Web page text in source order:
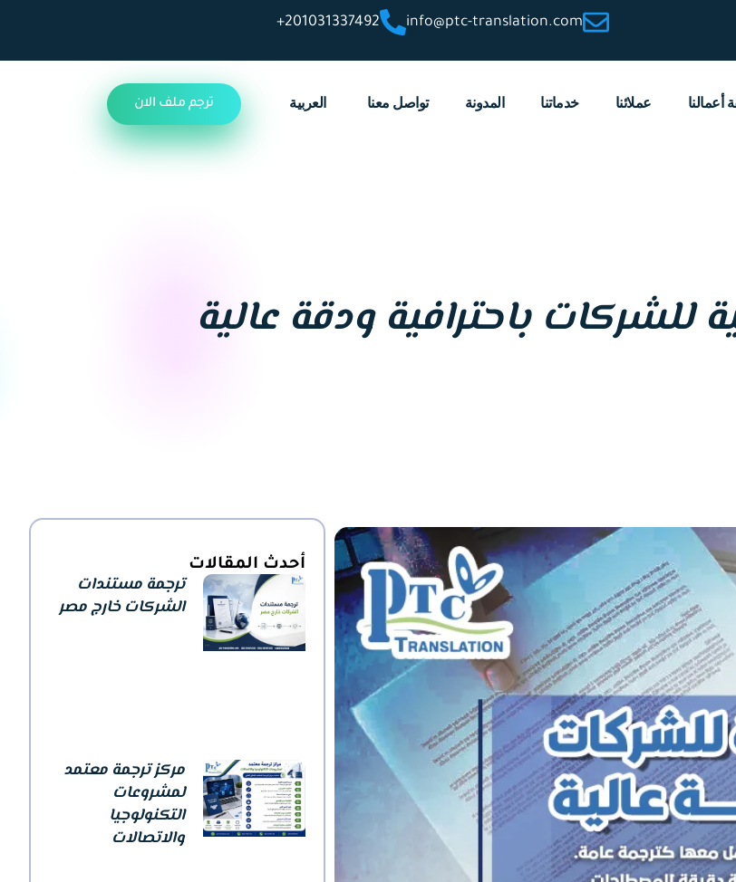
info@ptc-translation.com
201031337492+
أعمالنا عملائنا خدماتنا المدونة تواصل معنا العربية ترجم ملف الان
للشركات باحترافية ودقة عالية
أحدث المقالات
ترجمة مستندات
الشركات خارج مصر
مركز ترجمة معتمد
لمشروعات
التكنولوجيا
والاتصالات